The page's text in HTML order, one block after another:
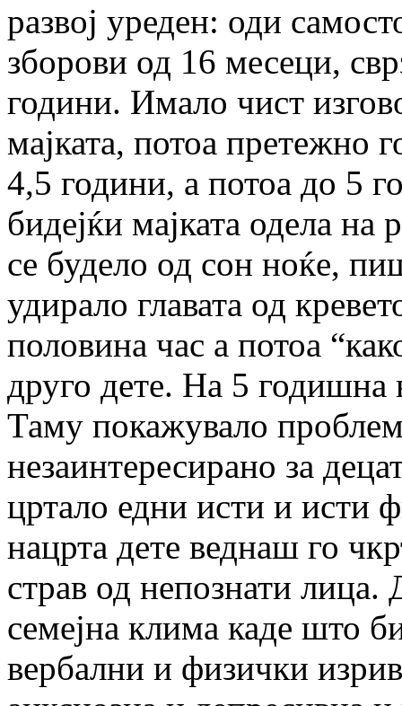
развој уреден: оди
зборови од 16 месеци,
години. Имало чист
мајката, потоа претежно
4,5 години, а потоа до 5
бидејќи мајката одела
се будело од сон ноќе,
удирало главата од
половина час а потоа
друго дете. На 5 годишна
Таму покажувало
незаинтересирано за
цртало едни исти и исти
нацрта дете веднаш го
страв од непознати лица.
семејна клима каде што
вербални и физички